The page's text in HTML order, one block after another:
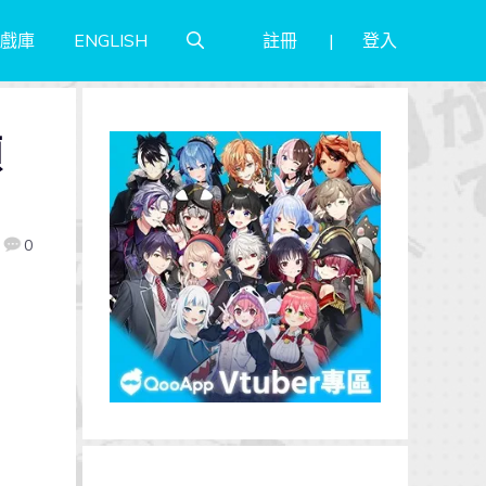
庫 ENGLISH 註冊 登入
0